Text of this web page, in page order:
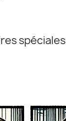
spéciales